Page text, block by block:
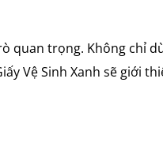
quan trọng. Không chỉ
Vệ Sinh Xanh sẽ giới